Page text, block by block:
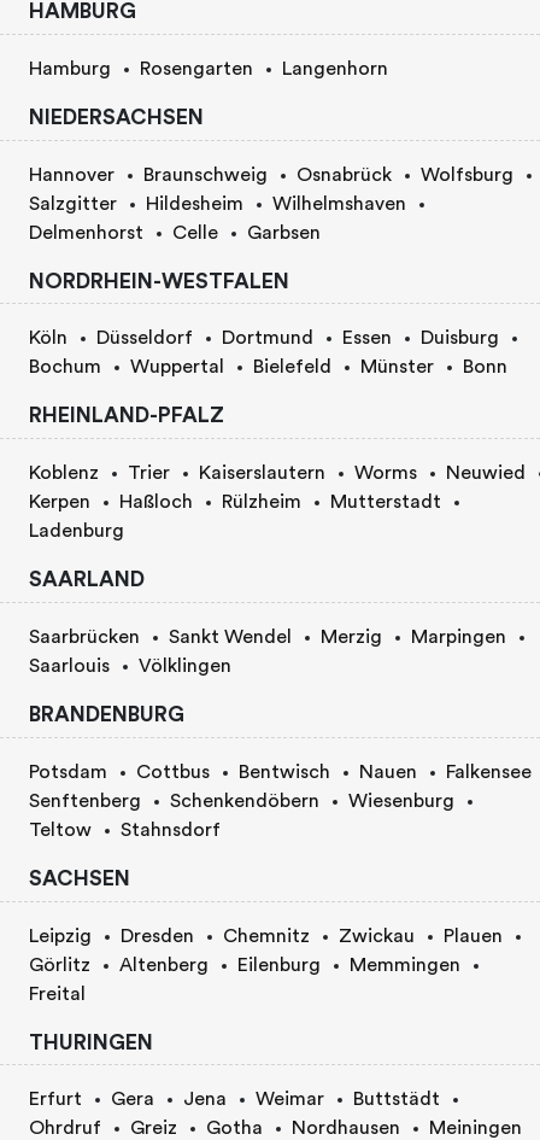
HAMBURG
Hamburg Rosengarten Langenhorn
NIEDERSACHSEN
Hannover Braunschweig Osnabrück
Wolfsburg
Salzgitter
Hildesheim
Wilhelmshaven
Delmenhorst
Celle Garbsen
NORDRHEIN-WESTFALEN
Köln Düsseldorf Dortmund Essen
Duisburg
Bochum
Wuppertal Bielefeld Münster Bonn
RHEINLAND-PFALZ
Koblenz Trier Kaiserslautern Worms
Neuwied
Kerpen
Haßloch Rülzheim
Mutterstadt
Ladenburg
SAARLAND
Saarbrücken Sankt Wendel Merzig
Marpingen
Saarlouis
Völklingen
BRANDENBURG
Potsdam Cottbus Bentwisch Nauen
Falkensee
Senftenberg
Schenkendöbern
Wiesenburg
Teltow
Stahnsdorf
SACHSEN
Leipzig Dresden Chemnitz Zwickau
Plauen
Görlitz
Altenberg Eilenburg
Memmingen
Freital
THURINGEN
Erfurt Gera Jena Weimar
Buttstädt
Ohrdruf
Greiz Gotha Nordhausen Meiningen